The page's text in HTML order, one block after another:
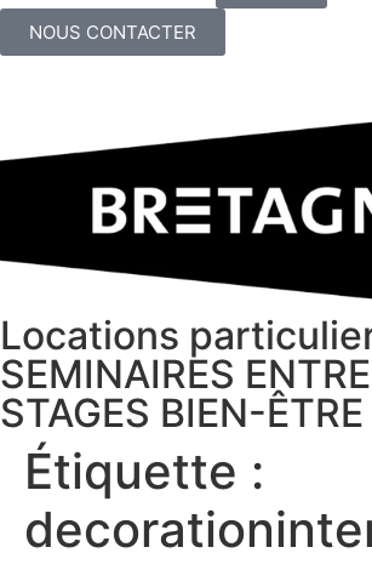
NOUS CONTACTER
Locations
SEMINAIRES
STAGES BIEN-ÊTRE
Étiquette :